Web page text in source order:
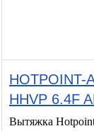
HOTPOINT-
HHVP 6.4F
Вытяжка